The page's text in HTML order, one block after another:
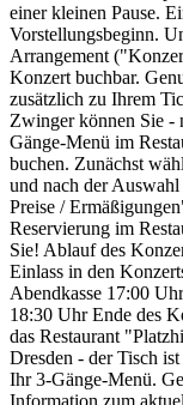
einer kleinen Pause.
Vorstellungsbeginn.
Arrangement
Konzert buchbar.
zusätzlich zu Ihrem
Zwinger können Sie -
Gänge-Menü im
buchen. Zunächst
und nach der
Preise /
Reservierung im
Sie! Ablauf des
Einlass in den
Abendkasse 17:00
18:30 Uhr Ende des
das Restaurant
Dresden - der Tisch
Ihr 3-Gänge-Menü.
Information zum